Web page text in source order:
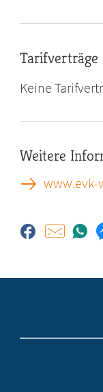
Tarifverträge
Keine
Weitere